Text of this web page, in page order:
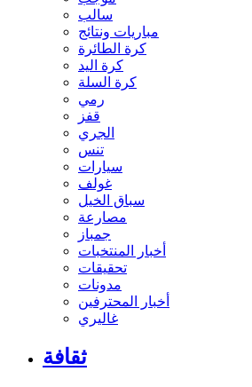
سالب
مباريات ونتائج
كرة الطائرة
كرة اليد
كرة السلة
رمي
قفز
الجري
تنس
سيارات
غولف
سباق الخيل
مصارعة
جمباز
أخبار المنتخبات
تحقيقات
مدونات
أخبار المحترفين
غاليري
ثقافة